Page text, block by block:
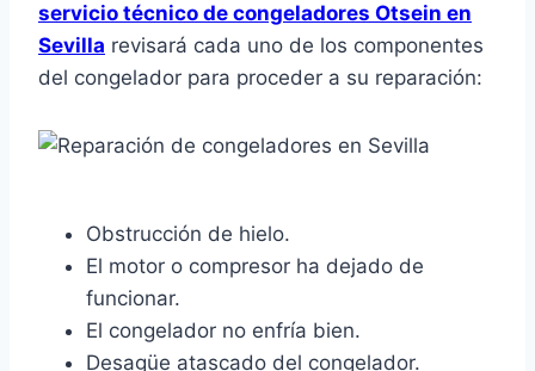
servicio técnico de congeladores Otsein en
Sevilla revisará cada uno de los componentes
del congelador para proceder a su reparación:
Obstrucción de hielo.
El motor o compresor ha dejado de
funcionar.
El congelador no enfría bien.
Desagüe atascado del congelador.